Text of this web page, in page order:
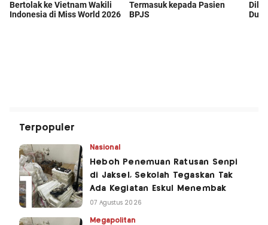
Terpopuler
Nasional
Heboh Penemuan Ratusan Senpi
di Jaksel, Sekolah Tegaskan Tak
Ada Kegiatan Eskul Menembak
07 Agustus 2026
Megapolitan